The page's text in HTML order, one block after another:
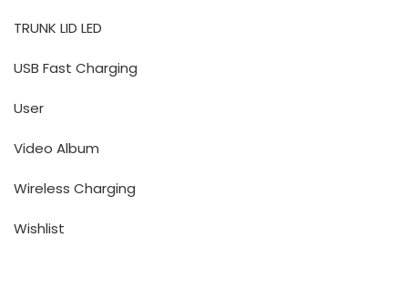
TRUNK LID LED
USB Fast Charging
User
Video Album
Wireless Charging
Wishlist